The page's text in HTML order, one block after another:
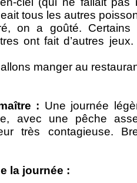
tous les autres
on a goûté.
ont fait d’autres
manger au
: Une journée
avec une pêche
très contagieuse.
la journée :